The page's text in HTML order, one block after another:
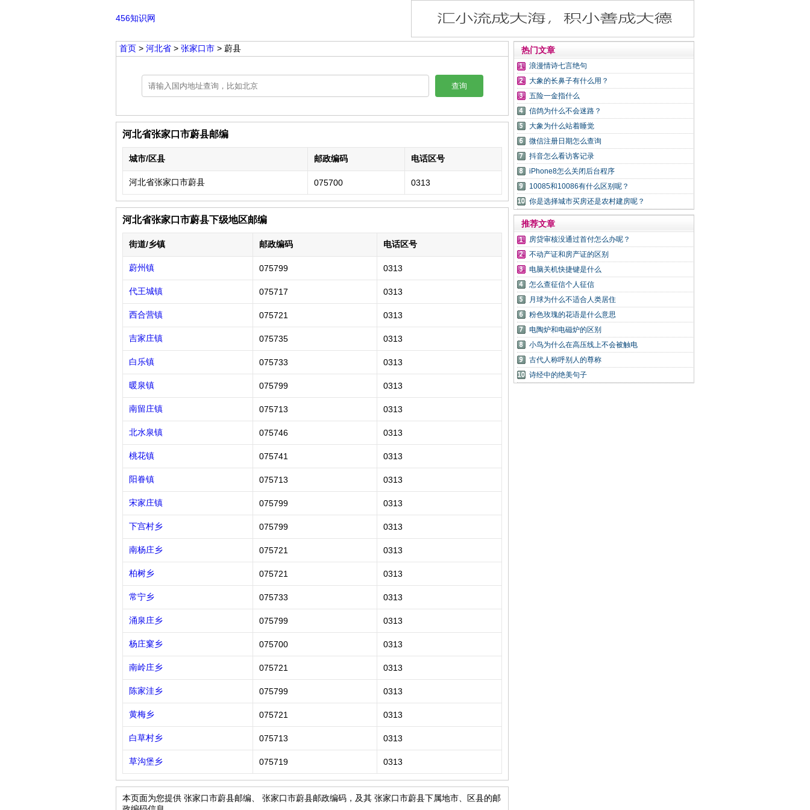
456知识网
首页 > 河北省 > 张家口市 > 蔚县
查询
河北省张家口市蔚县邮编
城市/区县 邮政编码 电话区号
河北省张家口市蔚县 075700 0313
河北省张家口市蔚县下级地区邮编
街道/乡镇 邮政编码 电话区号
蔚州镇 075799 0313
代王城镇 075717 0313
西合营镇 075721 0313
吉家庄镇 075735 0313
白乐镇 075733 0313
暖泉镇 075799 0313
南留庄镇 075713 0313
北水泉镇 075746 0313
桃花镇 075741 0313
阳眷镇 075713 0313
宋家庄镇 075799 0313
下宫村乡 075799 0313
南杨庄乡 075721 0313
柏树乡 075721 0313
常宁乡 075733 0313
涌泉庄乡 075799 0313
杨庄窠乡 075700 0313
南岭庄乡 075721 0313
陈家洼乡 075799 0313
黄梅乡 075721 0313
白草村乡 075713 0313
草沟堡乡 075719 0313
本页面为您提供 张家口市蔚县邮编、 张家口市蔚县邮政编码，及其 张家口市蔚县下属地市、区县的邮
热门文章
浪漫情诗七言绝句
大象的长鼻子有什么用？
五险一金指什么
信鸽为什么不会迷路？
大象为什么站着睡觉
微信注册日期怎么查询
抖音怎么看访客记录
iPhone8怎么关闭后台程序
10085和10086有什么区别呢？
你是选择城市买房还是农村建房呢？
推荐文章
房贷审核没通过首付怎么办呢？
不动产证和房产证的区别
电脑关机快捷键是什么
怎么查征信个人征信
月球为什么不适合人类居住
粉色玫瑰的花语是什么意思
电陶炉和电磁炉的区别
小鸟为什么在高压线上不会被触电
古代人称呼别人的尊称
诗经中的绝美句子